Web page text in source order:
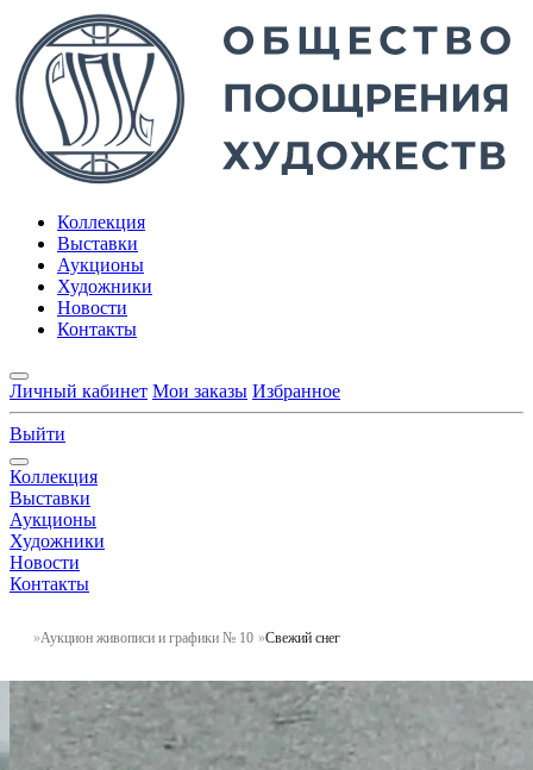
Коллекция
Выставки
Аукционы
Художники
Новости
Контакты
Личный кабинет Мои заказы Избранное
Выйти
Коллекция
Выставки
Аукционы
Художники
Новости
Контакты
Аукцион живописи и графики № 10 Свежий снег